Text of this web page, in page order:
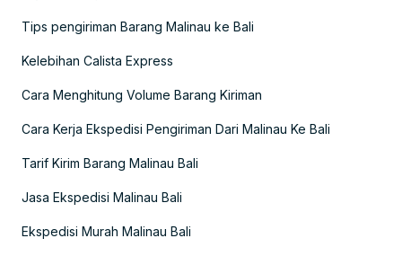
Tips pengiriman Barang Malinau ke Bali
Kelebihan Calista Express
Cara Menghitung Volume Barang Kiriman
Cara Kerja Ekspedisi Pengiriman Dari Malinau Ke Bali
Tarif Kirim Barang Malinau Bali
Jasa Ekspedisi Malinau Bali
Ekspedisi Murah Malinau Bali